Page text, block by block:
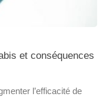
et conséquences
l’efficacité de